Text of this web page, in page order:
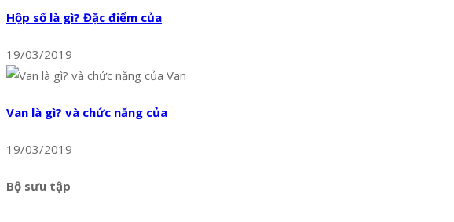
Hộp số là gì? Đặc điểm của
19/03/2019
Van là gì? và chức năng của
19/03/2019
Bộ sưu tập